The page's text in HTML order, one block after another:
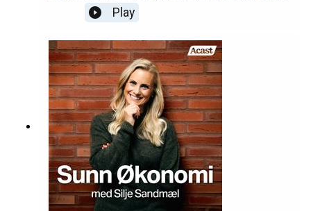
Dyrdal, som har doktorgrad i positiv psykologi -
og vi dykker ned i forskningen på penger og
lykke. Vi gir deg 8 konkrete hverdagsvaner
somforskning viser faktisk gjør oss lykkeligere.
Play